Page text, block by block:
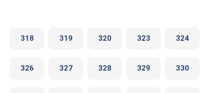
318 319 320 323 324
326 327 328 329 330